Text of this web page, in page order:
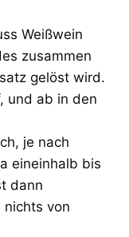
Weißwein
zusammen
gelöst wird.
und ab in den
je nach
eineinhalb bis
dann
von